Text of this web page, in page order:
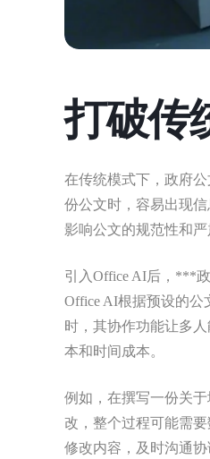
打破传
在传统模式下，政府
份公文时，容易出现
影响公文的规范性和严
引入Office AI后，***
Office AI根据预设的公
时，其协作功能让多
本和时间成本。
例如，在撰写一份关
改，整个过程可能需
修改内容，及时沟通